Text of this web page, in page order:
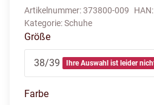
Artikelnummer:373800-009 HAN:
Kategorie:Schuhe
Größe
38/39 Ihre Auswahl ist leider
Farbe